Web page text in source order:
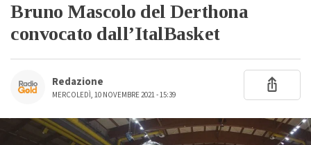
Bruno Mascolo del Derthona
convocato dall’ItalBasket
Redazione
MERCOLEDÌ, 10 NOVEMBRE 2021 - 15:39